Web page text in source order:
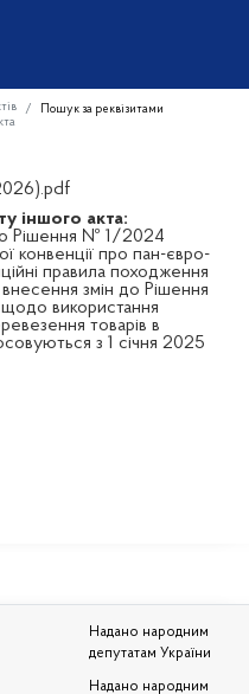
Пошук за реквізитами
іншого акта:
Рішення № 1/2024
конвенції про пан-євро-
правила походження
змін до Рішення
використання
товарів в
з 1 січня 2025
Надано народним
депутатам України
Надано народним